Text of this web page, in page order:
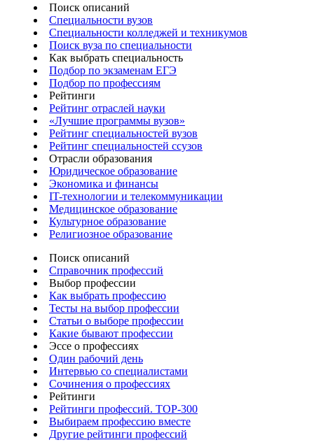
Поиск описаний
Специальности вузов
Специальности колледжей и техникумов
Поиск вуза по специальности
Как выбрать специальность
Подбор по экзаменам ЕГЭ
Подбор по профессиям
Рейтинги
Рейтинг отраслей науки
«Лучшие программы вузов»
Рейтинг специальностей вузов
Рейтинг специальностей ссузов
Отрасли образования
Юридическое образование
Экономика и финансы
IT-технологии и телекоммуникации
Медицинское образование
Культурное образование
Религиозное образование
Поиск описаний
Справочник профессий
Выбор профессии
Как выбрать профессию
Тесты на выбор профессии
Статьи о выборе профессии
Какие бывают профессии
Эссе о профессиях
Один рабочий день
Интервью со специалистами
Сочинения о профессиях
Рейтинги
Рейтинги профессий. TOP-300
Выбираем профессию вместе
Другие рейтинги профессий